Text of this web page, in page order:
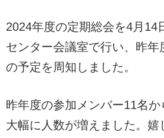
2024年度の定期総会を4月14
センター会議室で行い、昨年
の予定を周知しました。
昨年度の参加メンバー11名か
大幅に人数が増えました。嬉